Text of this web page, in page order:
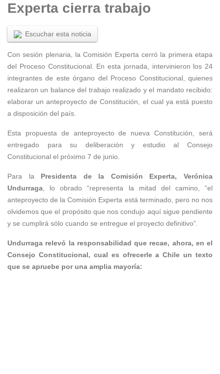
Experta cierra trabajo
Escuchar esta noticia
Con sesión plenaria, la Comisión Experta cerró la primera etapa
del Proceso Constitucional. En esta jornada, intervinieron los 24
integrantes de este órgano del Proceso Constitucional, quienes
realizaron un balance del trabajo realizado y el mandato recibido:
elaborar un anteproyecto de Constitución, el cual ya está puesto
a disposición del país.
Esta propuesta de anteproyecto de nueva Constitución, será
entregado para su deliberación y estudio al Consejo
Constitucional el próximo 7 de junio.
Para la Presidenta de la Comisión Experta, Verónica
Undurraga, lo obrado “representa la mitad del camino, “el
anteproyecto de la Comisión Experta está terminado, pero no nos
olvidemos que el propósito que nos condujo aquí sigue pendiente
y se cumplirá sólo cuando se entregue el proyecto definitivo”.
Undurraga relevó la responsabilidad que recae, ahora, en el
Consejo Constitucional, cual es ofrecerle a Chile un texto
que se apruebe por una amplia mayoría: